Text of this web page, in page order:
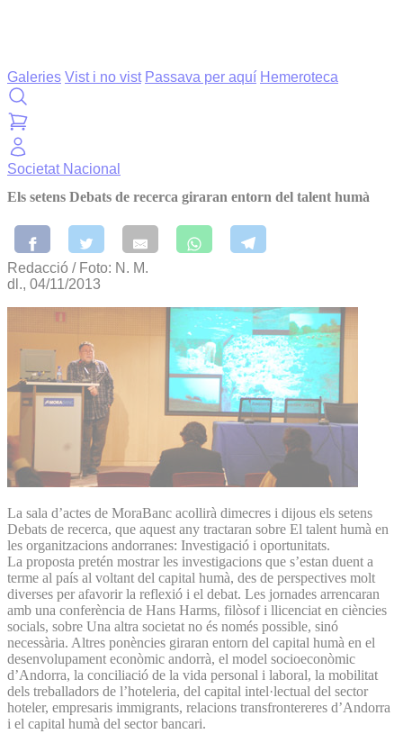
Galeries Vist i no vist Passava per aquí Hemeroteca
Societat Nacional
Els setens Debats de recerca giraran entorn del talent humà
Redacció / Foto: N. M.
dl., 04/11/2013
La sala d’actes de MoraBanc acollirà dimecres i dijous els setens
Debats de recerca, que aquest any tractaran sobre El talent humà en
les organitzacions andorranes: Investigació i oportunitats.
La proposta pretén mostrar les investigacions que s’estan duent a
terme al país al voltant del capital humà, des de perspectives molt
diverses per afavorir la reflexió i el debat. Les jornades arrencaran
amb una conferència de Hans Harms, filòsof i llicenciat en ciències
socials, sobre Una altra societat no és només possible, sinó
necessària. Altres ponències giraran entorn del capital humà en el
desenvolupament econòmic andorrà, el model socioeconòmic
d’Andorra, la conciliació de la vida personal i laboral, la mobilitat
dels treballadors de l’hoteleria, del capital intel·lectual del sector
hoteler, empresaris immigrants, relacions transfrontereres d’Andorra
i el capital humà del sector bancari.